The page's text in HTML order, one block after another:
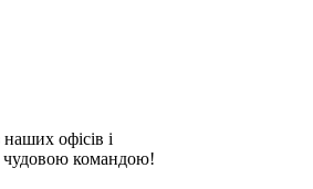
офісів і
командою!